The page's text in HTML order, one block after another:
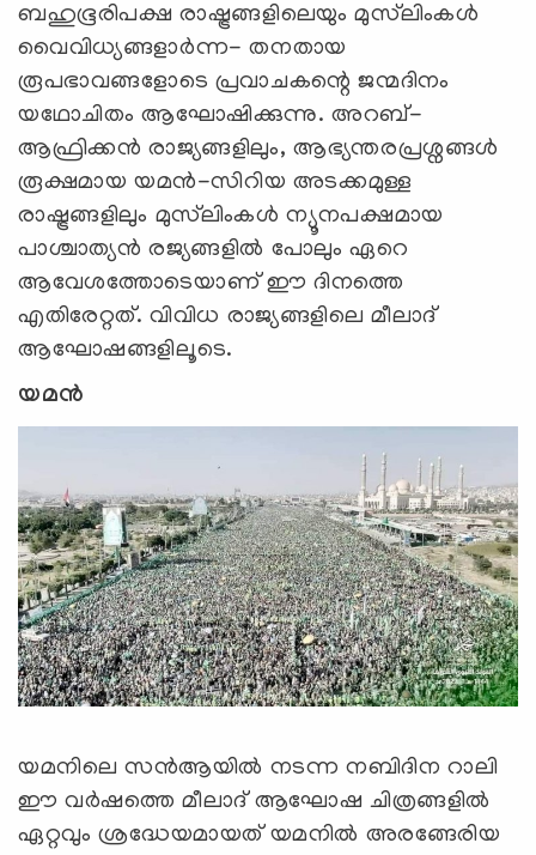
ബഹുഭൂരിപക്ഷ രാഷ്ട്രങ്ങളിലെയും മുസ്‍ലിംകള്‍
വൈവിധ്യങ്ങളാർന്ന- തനതായ
രൂപഭാവങ്ങളോടെ പ്രവാചകന്റെ ജന്മദിനം
യഥോചിതം ആഘോഷിക്കുന്നു. അറബ്-
ആഫ്രിക്കൻ രാജ്യങ്ങളിലും, ആഭ്യന്തരപ്രശ്നങ്ങള്‍
രൂക്ഷമായ യമന്‍-സിറിയ അടക്കമുള്ള
രാഷ്ട്രങ്ങളിലും മുസ്‍ലിംകള്‍ ന്യൂനപക്ഷമായ
പാശ്ചാത്യൻ രജ്യങ്ങളില്‍ പോലും ഏറെ
ആവേശത്തോടെയാണ് ഈ ദിനത്തെ
എതിരേറ്റത്. വിവിധ രാജ്യങ്ങളിലെ മീലാദ്
ആഘോഷങ്ങളിലൂടെ.
യമന്‍
യമനിലെ സന്‍ആയില്‍ നടന്ന നബിദിന റാലി
ഈ വര്‍ഷത്തെ മീലാദ് ആഘോഷ ചിത്രങ്ങളില്‍
ഏറ്റവും ശ്രദ്ധേയമായത് യമനില്‍ അരങ്ങേരിയ